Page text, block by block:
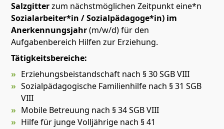
Salzgitterzum nächstmöglichen Zeitpunkt eine*n
Sozialarbeiter*in / Sozialpädagoge*in) im
Anerkennungsjahr(m/w/d) für den
Aufgabenbereich Hilfen zur Erziehung.
Tätigkeitsbereiche:
Erziehungsbeistandschaft nach § 30 SGB VIII
Sozialpädagogische Familienhilfe nach § 31 SGB
VIII
Mobile Betreuung nach § 34 SGB VIII
Hilfe für junge Volljährige nach § 41